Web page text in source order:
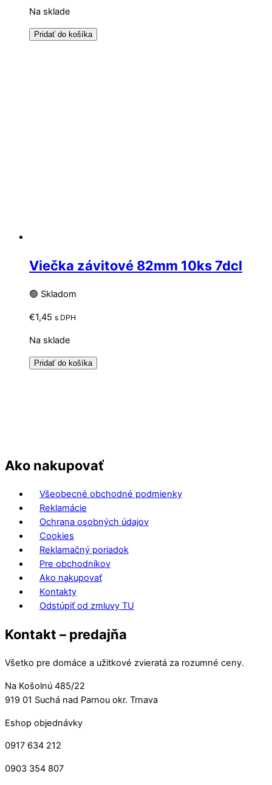
Na sklade
Pridať do košíka
Viečka závitové 82mm 10ks 7dcl
🟢 Skladom
€1,45 s DPH
Na sklade
Pridať do košíka
Ako nakupovať
Všeobecné obchodné podmienky
Reklamácie
Ochrana osobných údajov
Cookies
Reklamačný poriadok
Pre obchodníkov
Ako nakupovať
Kontakty
Odstúpiť od zmluvy TU
Kontakt – predajňa
Všetko pre domáce a užitkové zvieratá za rozumné ceny.
Na Košolnú 485/22
919 01 Suchá nad Parnou okr. Trnava
Eshop objednávky
0917 634 212
0903 354 807